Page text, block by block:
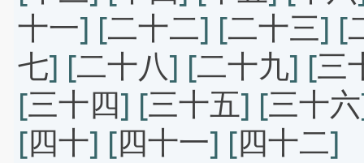
十一] [二十二] [二十三] [
七] [二十八] [二十九] [三
[三十四] [三十五] [三十六
[四十] [四十一] [四十二]